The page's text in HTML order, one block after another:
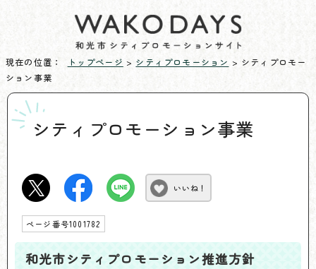
現在の位置： トップページ > シティプロモーション > シティプロモー
ション事業
シティプロモーション事業
いいね！
ページ番号1001782
和光市シティプロモーション推進方針